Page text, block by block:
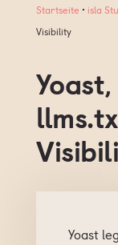
Startseite • isla
Visibility
Yoast